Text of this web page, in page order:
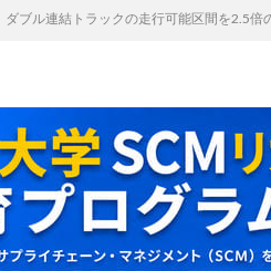
ダブル連結トラックの走行可能区間を2.5